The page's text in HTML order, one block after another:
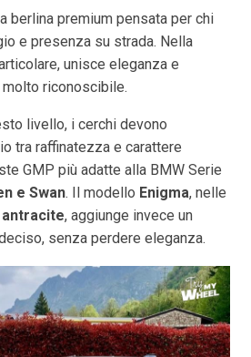
berlina premium pensata per chi
e presenza su strada. Nella
unisce eleganza e
riconoscibile.
livello, i cerchi devono
tra raffinatezza e carattere
GMP più adatte alla BMW Serie
e Swan. Il modello Enigma, nelle
, aggiunge invece un
senza perdere eleganza.